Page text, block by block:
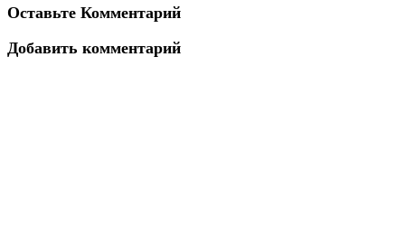
Оставьте Комментарий
Добавить комментарий